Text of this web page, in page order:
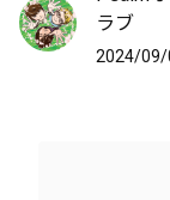
ラブ
2024/09/